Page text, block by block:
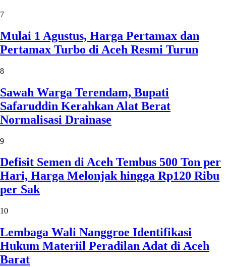
7
Mulai 1 Agustus, Harga Pertamax dan
Pertamax Turbo di Aceh Resmi Turun
8
Sawah Warga Terendam, Bupati
Safaruddin Kerahkan Alat Berat
Normalisasi Drainase
9
Defisit Semen di Aceh Tembus 500 Ton per
Hari, Harga Melonjak hingga Rp120 Ribu
per Sak
10
Lembaga Wali Nanggroe Identifikasi
Hukum Materiil Peradilan Adat di Aceh
Barat